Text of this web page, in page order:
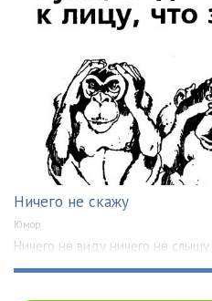
Ничего не скажу
Юмор
Ничего не виду ничего не слышу